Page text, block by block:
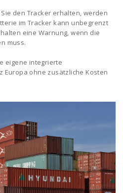
den Tracker erhalten, werden
im Tracker kann unbegrenzt
eine Warnung, wenn die
muss.
eigene integrierte
Europa ohne zusätzliche Kosten